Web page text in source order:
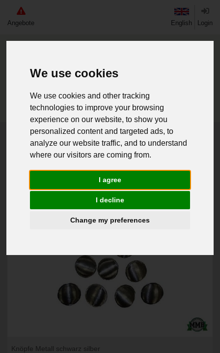
We use cookies
We use cookies and other tracking
technologies to improve your browsing
experience on our website, to show you
personalized content and targeted ads, to
analyze our website traffic, and to understand
where our visitors are coming from.
I agree
I decline
Change my preferences
Angebote English Login
Home Neuware
Nähbedarf & Kurzwaren
Knöpfe
Knöpfe Metall schwarz silber